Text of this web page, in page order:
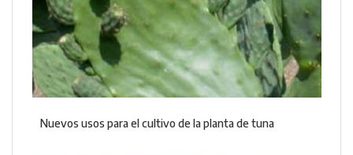
Nuevos usos para el cultivo de la planta de tuna